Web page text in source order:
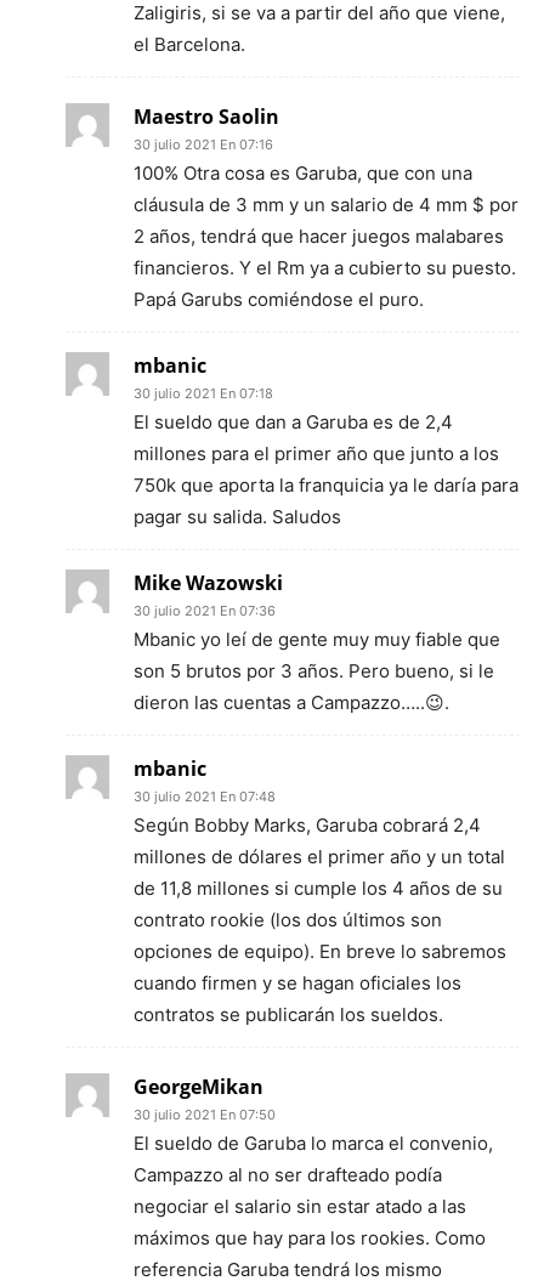
Zaligiris, si se va a partir del año que viene,
el Barcelona.
Maestro Saolin
30 julio 2021 En 07:16
100% Otra cosa es Garuba, que con una
cláusula de 3 mm y un salario de 4 mm $ por
2 años, tendrá que hacer juegos malabares
financieros. Y el Rm ya a cubierto su puesto.
Papá Garubs comiéndose el puro.
mbanic
30 julio 2021 En 07:18
El sueldo que dan a Garuba es de 2,4
millones para el primer año que junto a los
750k que aporta la franquicia ya le daría para
pagar su salida. Saludos
Mike Wazowski
30 julio 2021 En 07:36
Mbanic yo leí de gente muy muy fiable que
son 5 brutos por 3 años. Pero bueno, si le
dieron las cuentas a Campazzo…..😉.
mbanic
30 julio 2021 En 07:48
Según Bobby Marks, Garuba cobrará 2,4
millones de dólares el primer año y un total
de 11,8 millones si cumple los 4 años de su
contrato rookie (los dos últimos son
opciones de equipo). En breve lo sabremos
cuando firmen y se hagan oficiales los
contratos se publicarán los sueldos.
GeorgeMikan
30 julio 2021 En 07:50
El sueldo de Garuba lo marca el convenio,
Campazzo al no ser drafteado podía
negociar el salario sin estar atado a las
máximos que hay para los rookies. Como
referencia Garuba tendrá los mismo